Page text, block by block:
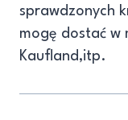
sprawdzonych
mogę dostać w
Kaufland,itp.